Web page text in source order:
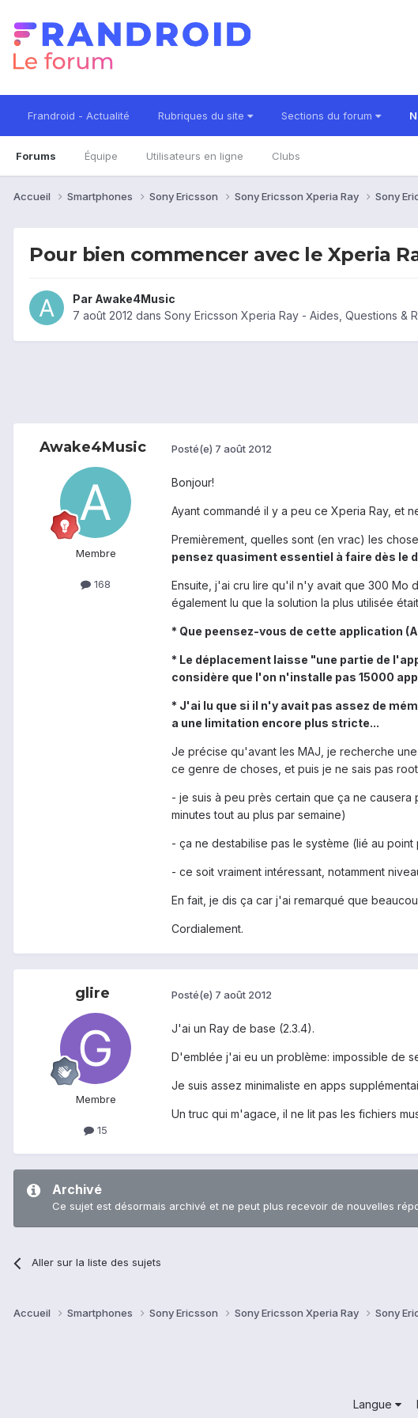
Frandroid - Actualité Rubriques du site Sections du forum
Forums Équipe Utilisateurs en ligne Clubs
Accueil Smartphones Sony Ericsson Sony Ericsson Xperia Ray Sony
Pour bien commencer avec le Xperia
Par Awake4Music
7 août 2012 dans Sony Ericsson Xperia Ray - Aides, Questions &
Awake4Music
Membre
168
Posté(e) 7 août 2012
Bonjour!
Ayant commandé il y a peu ce Xperia Ray, et
Premièrement, quelles sont (en vrac) les
pensez quasiment essentiel à faire dès le
Ensuite, j'ai cru lire qu'il n'y avait que 300 Mo
également lu que la solution la plus utilisée
* Que peensez-vous de cette application
* Le déplacement laisse "une partie de
considère que l'on n'installe pas 15000
* J'ai lu que si il n'y avait pas assez de
a une limitation encore plus stricte...
Je précise qu'avant les MAJ, je recherche
ce genre de choses, et puis je ne sais pas
- je suis à peu près certain que ça ne
minutes tout au plus par semaine)
- ça ne destabilise pas le système (lié au
- ce soit vraiment intéressant, notamment
En fait, je dis ça car j'ai remarqué que
Cordialement.
glire
Membre
15
Posté(e) 7 août 2012
J'ai un Ray de base (2.3.4).
D'emblée j'ai eu un problème: impossible de
Je suis assez minimaliste en apps
Un truc qui m'agace, il ne lit pas les fichiers
Archivé
Ce sujet est désormais archivé et ne peut plus recevoir de nouvelles
Aller sur la liste des sujets
Accueil Smartphones Sony Ericsson Sony Ericsson Xperia Ray Sony
Langue